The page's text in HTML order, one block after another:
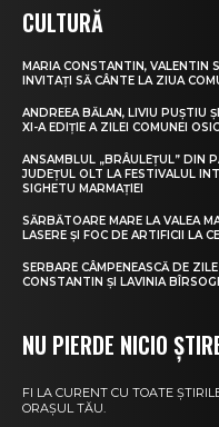
CULTURĂ
MARIA CONSTANTIN, VALENTIN
INVITAȚI SĂ CÂNTE LA ZIUA
ANDREEA BĂLAN, LIVIU PUȘTIU
XI-A EDIȚIE A ZILEI COMUNEI
ANSAMBLUL „BRÂULEȚUL” DIN
JUDEȚUL OLT LA FESTIVALUL
SIGHETU MARMAȚIEI
SĂRBĂTOARE MARE LA VALEA
LASERE ȘI FOC DE ARTIFICII LA
SERBARE CÂMPENEASCĂ DE
CONSTANTIN ȘI LAVINIA
NU PIERDE NICIO
FI LA CURENT CU TOATE
ORAȘUL TĂU.